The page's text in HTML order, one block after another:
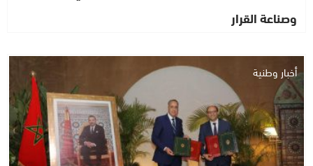
وصناعة القرار
أخبار وطنية